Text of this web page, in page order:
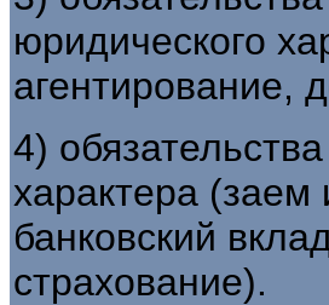
юридического
агентирование,
4)
характера (заем
банковский
страхование).